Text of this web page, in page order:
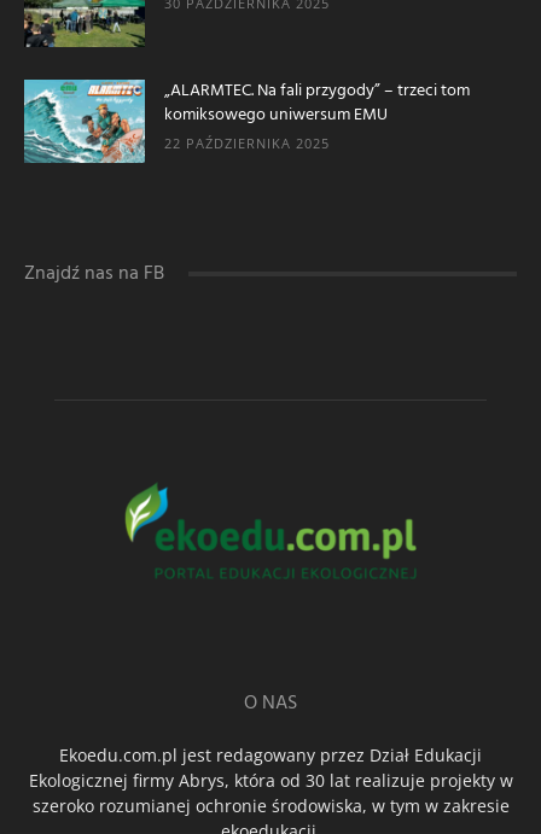
„ALARMTEC. Na fali przygody” – trzeci tom
komiksowego uniwersum EMU
22 PAŹDZIERNIKA 2025
Znajdź nas na FB
O NAS
Ekoedu.com.pl jest redagowany przez Dział Edukacji
Ekologicznej firmy Abrys, która od 30 lat realizuje projekty w
szeroko rozumianej ochronie środowiska, w tym w zakresie